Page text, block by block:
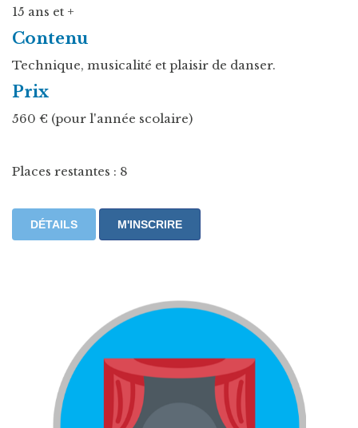
15 ans et +
Contenu
Technique, musicalité et plaisir de danser.
Prix
560 € (pour l'année scolaire)
Places restantes : 8
DÉTAILS M'INSCRIRE